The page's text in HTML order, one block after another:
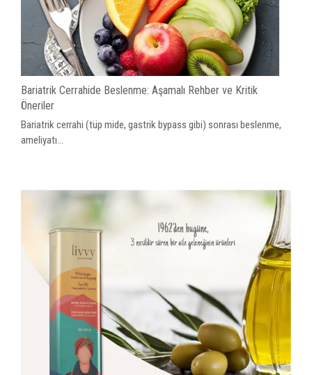
Bariatrik Cerrahide Beslenme: Aşamalı Rehber ve Kritik
Öneriler
Bariatrik cerrahi (tüp mide, gastrik bypass gibi) sonrası beslenme,
ameliyatı...